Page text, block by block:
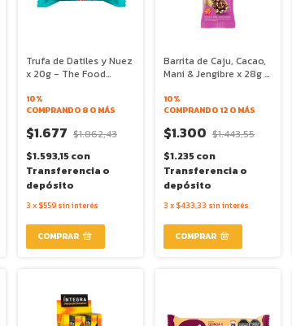
Trufa de Datiles y Nuez
x 20g - The Food
10%
COMPRANDO 8 O MÁS
$1.677 $1.862,43
$1.593,15con
Transferencia o
depósito
3 x $559 sin interés
Barrita de Caju, Cacao,
Mani & Jengibre x 28g -
10%
COMPRANDO 12 O MÁS
$1.300 $1.443,55
$1.235con
Transferencia o
depósito
3 x $433,33 sin interés